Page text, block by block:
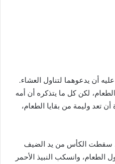
أن يدعوهما لتناول العشاء.
لكن كل ما يتذكره أن أمه
تعد وليمة من بقايا الطعام،
سقطت الكأس من يد الضيف
الطعام، وانسكب النبيذ الأحمر